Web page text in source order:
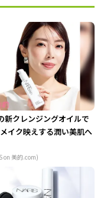
新クレンジングオイルで
イク映えする潤い美肌へ
on 美的.com)